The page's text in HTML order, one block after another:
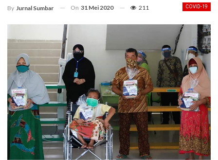
COVID-19
By Jurnal Sumbar On 31 Mei 2020 211